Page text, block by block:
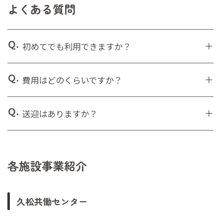
よくある質問
初めてでも利用できますか？
費用はどのくらいですか？
送迎はありますか？
各施設事業紹介
久松共働センター